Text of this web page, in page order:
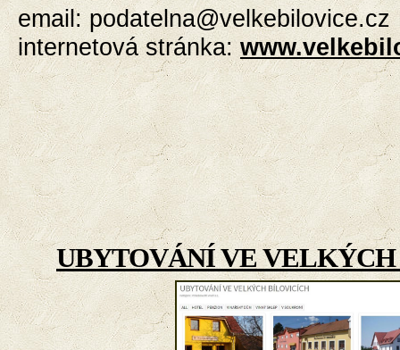
email:podatelna@velkebilovice.cz
internetová stránka:
UBYTOVÁNÍ VE